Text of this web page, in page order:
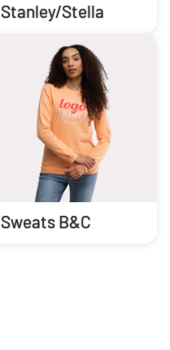
Stanley/Stella
Sweats B&C